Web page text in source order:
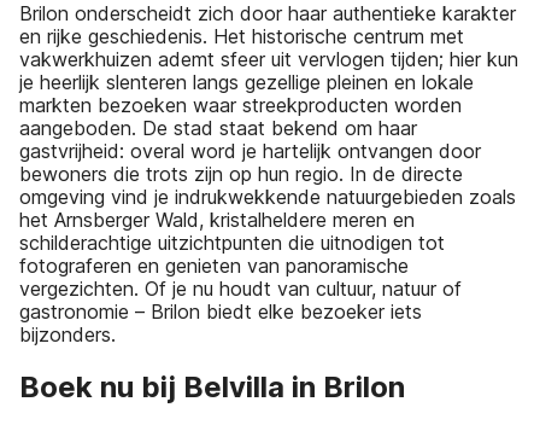
Brilon onderscheidt zich door haar authentieke karakter
en rijke geschiedenis. Het historische centrum met
vakwerkhuizen ademt sfeer uit vervlogen tijden; hier kun
je heerlijk slenteren langs gezellige pleinen en lokale
markten bezoeken waar streekproducten worden
aangeboden. De stad staat bekend om haar
gastvrijheid: overal word je hartelijk ontvangen door
bewoners die trots zijn op hun regio. In de directe
omgeving vind je indrukwekkende natuurgebieden zoals
het Arnsberger Wald, kristalheldere meren en
schilderachtige uitzichtpunten die uitnodigen tot
fotograferen en genieten van panoramische
vergezichten. Of je nu houdt van cultuur, natuur of
gastronomie – Brilon biedt elke bezoeker iets
bijzonders.
Boek nu bij Belvilla in Brilon